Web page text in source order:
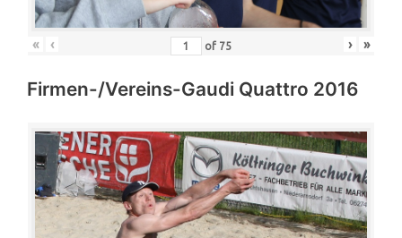
« ‹ of 75 › »
Firmen-/Vereins-Gaudi Quattro 2016